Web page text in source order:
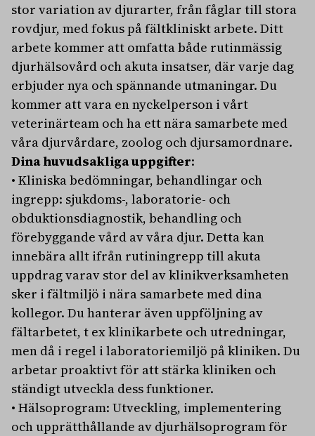
stor variation av djurarter, från fåglar till stora
rovdjur, med fokus på fältkliniskt arbete. Ditt
arbete kommer att omfatta både rutinmässig
djurhälsovård och akuta insatser, där varje dag
erbjuder nya och spännande utmaningar. Du
kommer att vara en nyckelperson i vårt
veterinärteam och ha ett nära samarbete med
våra djurvårdare, zoolog och djursamordnare.
Dina huvudsakliga uppgifter:
• Kliniska bedömningar, behandlingar och
ingrepp: sjukdoms-, laboratorie- och
obduktionsdiagnostik, behandling och
förebyggande vård av våra djur. Detta kan
innebära allt ifrån rutiningrepp till akuta
uppdrag varav stor del av klinikverksamheten
sker i fältmiljö i nära samarbete med dina
kollegor. Du hanterar även uppföljning av
fältarbetet, t ex klinikarbete och utredningar,
men då i regel i laboratoriemiljö på kliniken. Du
arbetar proaktivt för att stärka kliniken och
ständigt utveckla dess funktioner.
• Hälsoprogram: Utveckling, implementering
och upprätthållande av djurhälsoprogram för